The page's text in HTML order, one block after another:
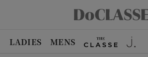
LADIES MENS